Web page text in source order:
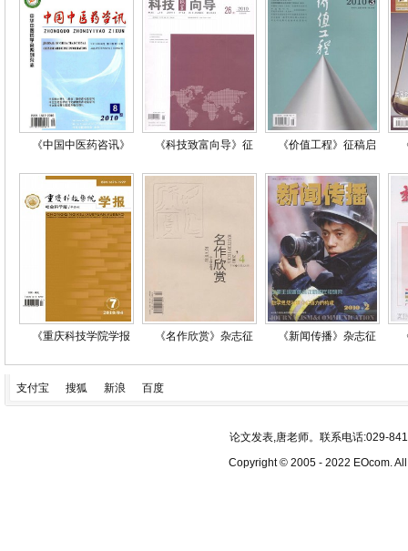
《中国中医药咨讯》 《科技致富向导》征 《价值工程》征稿启
《重庆科技学院学报 《名作欣赏》杂志征 《新闻传播》杂志征
支付宝 搜狐 新浪 百度
论文发表,唐老师。联系电话:029-
Copyright © 2005 - 2022 EOcom.